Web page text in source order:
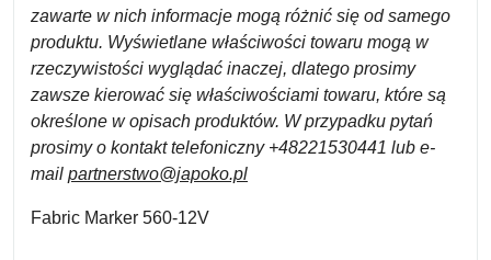
zawarte w nich informacje mogą różnić się od samego
produktu. Wyświetlane właściwości towaru mogą w
rzeczywistości wyglądać inaczej, dlatego prosimy
zawsze kierować się właściwościami towaru, które są
określone w opisach produktów. W przypadku pytań
prosimy o kontakt telefoniczny +48221530441 lub e-
mail partnerstwo@japoko.pl
Fabric Marker 560-12V